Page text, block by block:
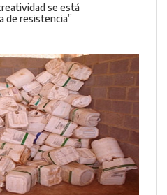
se está
de resistencia”